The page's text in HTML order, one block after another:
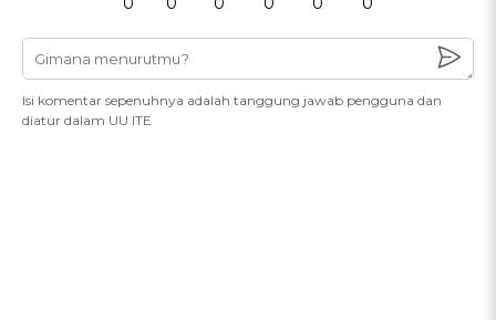
Isi komentar sepenuhnya adalah tanggung jawab pengguna dan
diatur dalam UU ITE